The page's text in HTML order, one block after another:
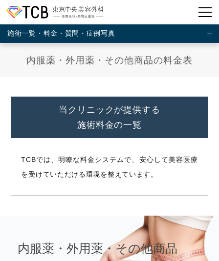
施術一覧・料金・質問・症例写真
内服薬・外用薬・その他商品の料金表
当クリニックが提供する
施術料金の一覧
TCBでは、明瞭な料金システムで、安心して美容医療
を受けていただける環境を整えています。
内服薬・外用薬・その他商品